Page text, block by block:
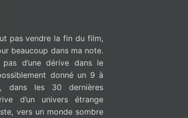
pas vendre la fin du film,
beaucoup dans ma note.
pas d’une dérive dans le
donné un 9 à
dans les 30 dernières
d’un univers étrange
vers un monde sombre